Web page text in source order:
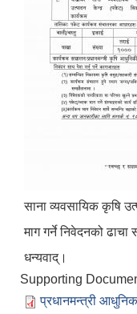
साना व्यवसायिक कृषि
माग गर्ने निवेदनको
धन्यवाद्।
Supporting
प्रधानमन्त्री